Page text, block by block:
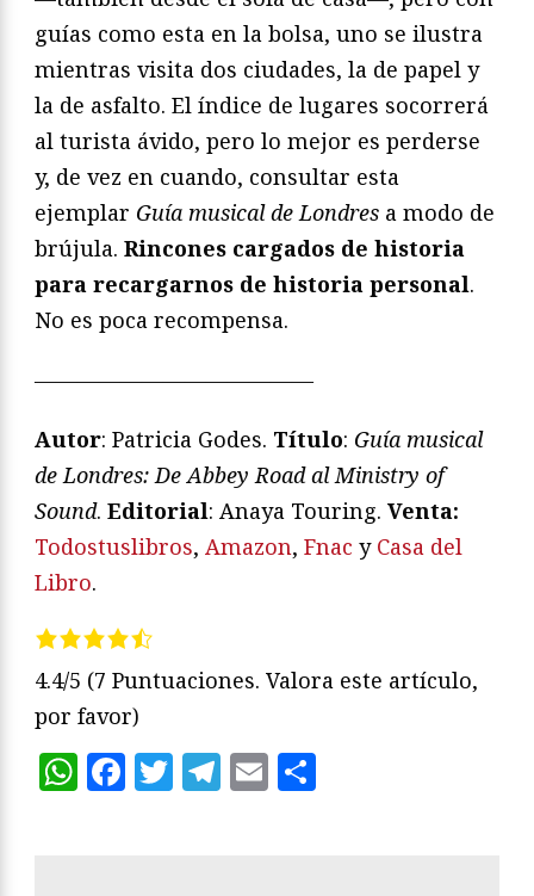
guías como esta en la bolsa, uno se ilustra
mientras visita dos ciudades, la de papel y
la de asfalto. El índice de lugares socorrerá
al turista ávido, pero lo mejor es perderse
y, de vez en cuando, consultar esta
ejemplar Guía musical de Londres a modo de
brújula. Rincones cargados de historia
para recargarnos de historia personal.
No es poca recompensa.
—————————————
Autor: Patricia Godes. Título: Guía musical
de Londres: De Abbey Road al Ministry of
Sound. Editorial: Anaya Touring. Venta:
Todostuslibros, Amazon, Fnac y Casa del
Libro.
4.4/5 (7 Puntuaciones. Valora este artículo,
por favor)
WhatsApp
Facebook
Twitter
Telegram
Email